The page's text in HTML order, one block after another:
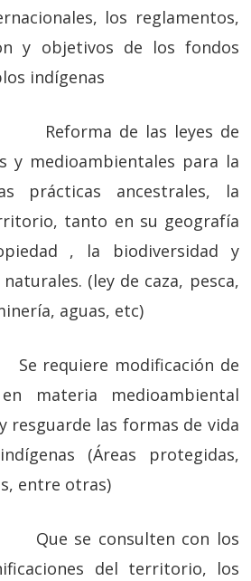
los reglamentos,
y objetivos de los fondos
indígenas
de las leyes de
y medioambientales para la
prácticas ancestrales, la
tanto en su geografía
, la biodiversidad y
(ley de caza, pesca,
aguas, etc)
modificación de
materia medioambiental
resguarde las formas de vida
(Áreas protegidas,
entre otras)
consulten con los
del territorio, los